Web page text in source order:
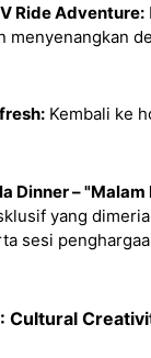
Ride Adventure:
menyenangkan
Kembali ke
Dinner –
yang
sesi
Cultural